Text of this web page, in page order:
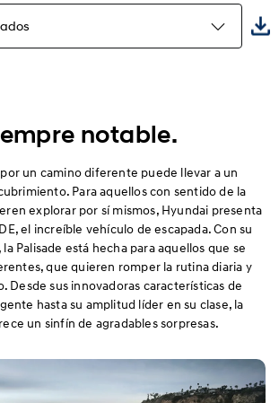
notable.
un camino diferente puede llevar a un
Para aquellos con sentido de la
explorar por sí mismos, Hyundai presenta
el increíble vehículo de escapada. Con su
Palisade está hecha para aquellos que se
que quieren romper la rutina diaria y
Desde sus innovadoras características de
hasta su amplitud líder en su clase, la
un sinfín de agradables sorpresas.